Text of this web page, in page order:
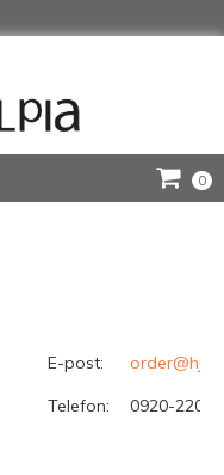
0
E-post:
Telefon: 0920-